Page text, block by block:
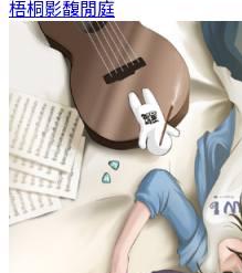
梧桐影馥閒庭